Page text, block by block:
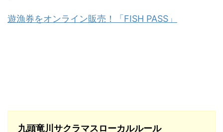
遊漁券をオンライン販売！「FISH PASS」
九頭竜川サクラマスローカルルール